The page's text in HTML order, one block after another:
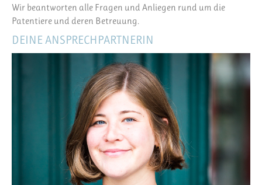
Wir beantworten alle Fragen und Anliegen rund um die
Patentiere und deren Betreuung.
DEINE ANSPRECHPARTNERIN